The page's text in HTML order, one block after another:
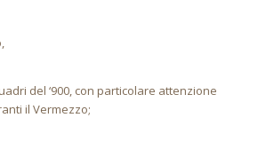
del ‘900, con particolare attenzione
il Vermezzo;